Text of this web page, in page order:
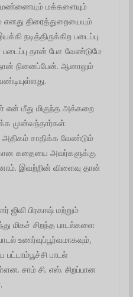
மண்ணையும் மக்களையும்
எனது திரைத்துறையையும்
நடித்திருக்கிற படைப்பு.
தான் பேச வேண்டுமே
நினைப்பேன். ஆனாலும்
என் மீது மிகுந்த அக்கறை
முன்வந்தார்கள்.
சாதிக்க வேண்டும்
கதையை அவர்களுக்கு
இவற்றின் விளைவு தான்
பிரகாஷ் மற்றும்
மிகச் சிறந்த பாடல்களை
உணர்வுப்பூர்வமாகவும்,
பட்டாம்பூச்சி பாடல்
சாம் சி. எஸ். சிறப்பான